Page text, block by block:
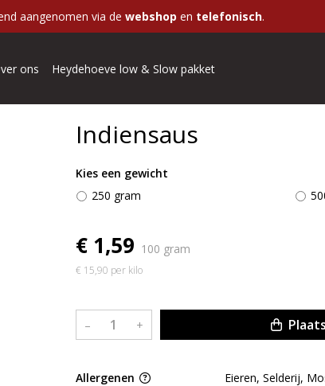
aangenomen via de webshop en telefonisch.
ons Heydehoeve low & Slow pakket
Indiensaus
Kies een gewicht
250 gram
€ 1,59 100 gram
€ 15,90 per kilo
– +
Allergenen
Eieren, Selderij,